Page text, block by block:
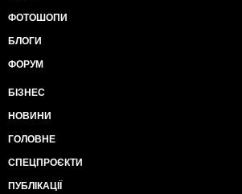
ФОТОШОПИ
БЛОГИ
ФОРУМ
БІЗНЕС
НОВИНИ
ГОЛОВНЕ
СПЕЦПРОЄКТИ
ПУБЛІКАЦІЇ